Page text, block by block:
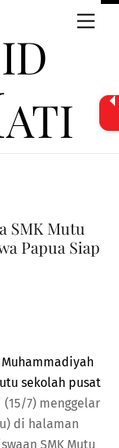
SMK Mutu
Papua Siap
Muhammadiyah
sekolah pusat
7) menggelar
di halaman
SMK Mutu